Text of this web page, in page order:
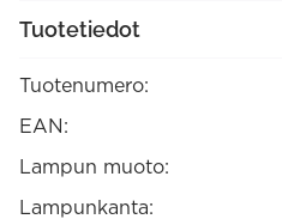
6W
E27
määrä
Tuotetiedot
Tuotenumero:
EAN:
Lampun muoto:
Lampunkanta: